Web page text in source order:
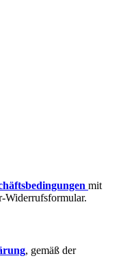
mit
Widerrufsformular.
, gemäß der